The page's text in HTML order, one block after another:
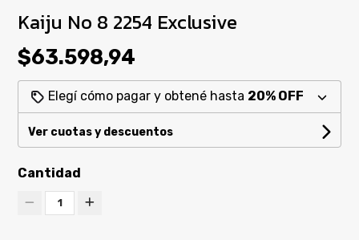
Kaiju No 8 2254 Exclusive
$63.598,94
Elegí cómo pagar y obtené hasta 20% OFF
Ver cuotas y descuentos
Cantidad
1